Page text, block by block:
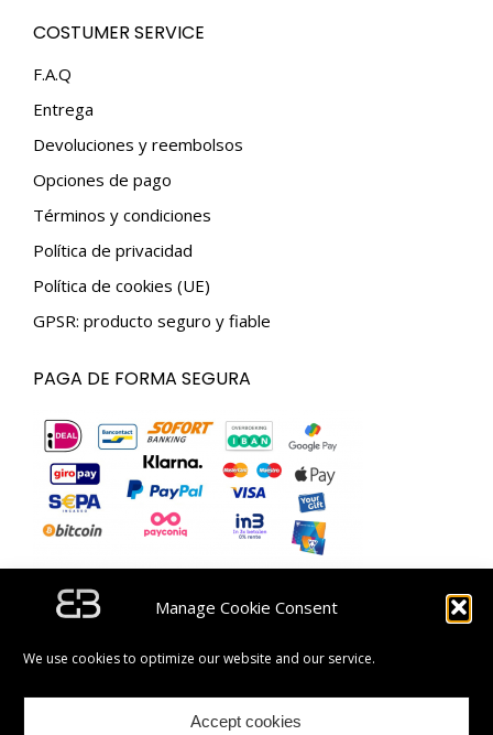
Manage Cookie Consent
We use cookies to optimize our website and our service.
Accept cookies
opens
in
window
opens
window
COSTUMER SERVICE
F.A.Q
Entrega
Devoluciones y reembolsos
Opciones de pago
Términos y condiciones
Política de privacidad
Política de cookies (UE)
GPSR: producto seguro y fiable
PAGA DE FORMA SEGURA
SUSCRÍBETE Y OBTÉN UN CÓDIGO DE DESCUENTO
DE 5 €.